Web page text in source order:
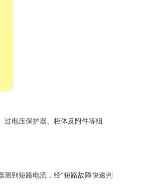
过电压保护器、柜体及附件等组
到短路电流，经“短路故障快速判